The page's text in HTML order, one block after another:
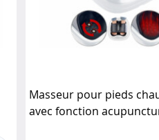
Masseur pour pieds
avec fonction